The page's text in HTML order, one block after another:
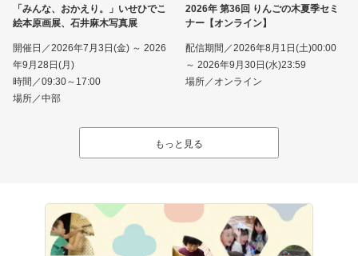
「みんな、おかえり。」いせひでこ
絵本原画展、石井麻木写真展
開催日／2026年7月3日(金) ～ 2026
年9月28日(月)
時間／09:30～17:00
場所／中部
2026年 第36回 りんごの木夏季セミ
ナー【オンライン】
配信期間／2026年8月1日(土)00:00
～ 2026年9月30日(水)23:59
場所／オンライン
もっと見る